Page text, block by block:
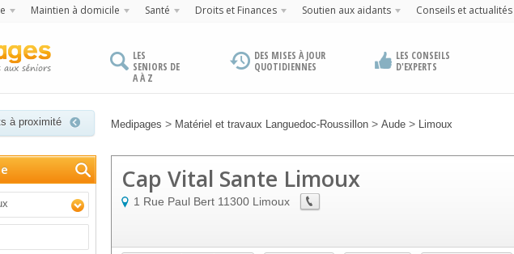
Maintien à domicile Santé Droits et Finances Soutien aux aidants Conseils et actualités
LES
SENIORS DE
A À Z
DES MISES À JOUR
QUOTIDIENNES
LES CONSEILS
D'EXPERTS
à proximité Medipages > Matériel et travaux Languedoc-Roussillon > Aude > Limoux
Cap Vital Sante Limoux
1 Rue Paul Bert 11300 Limoux